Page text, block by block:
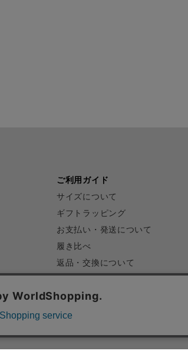
ご利用ガイド
サイズについて
ギフトラッピング
お支払い・発送について
履き比べ
返品・交換について
お問い合わせ